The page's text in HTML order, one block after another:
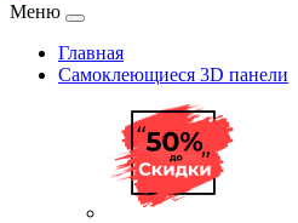
Меню
Главная
Самоклеющиеся 3D панели